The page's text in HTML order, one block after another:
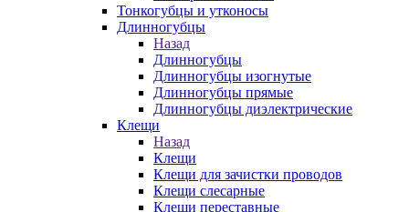
Тонкогубцы и утконосы
Длинногубцы
Назад
Длинногубцы
Длинногубцы изогнутые
Длинногубцы прямые
Длинногубцы диэлектрические
Клещи
Назад
Клещи
Клещи для зачистки проводов
Клещи слесарные
Клещи переставные